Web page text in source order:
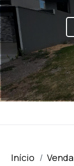
Início Venda